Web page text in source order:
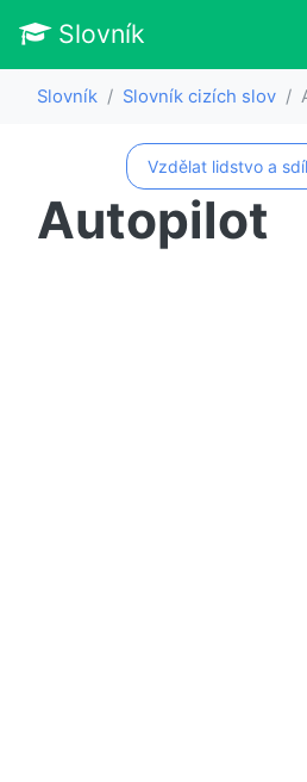
Slovník
Slovník Slovník cizích slov
Vzdělat lidstvo a
Autopilot